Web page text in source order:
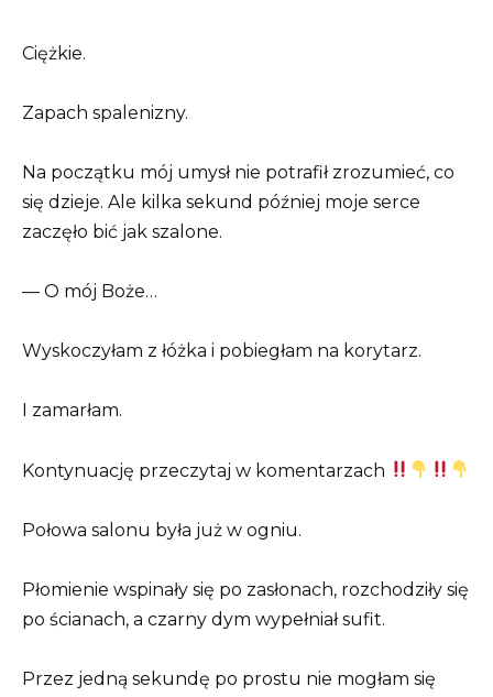
Ciężkie.
Zapach spalenizny.
Na początku mój umysł nie potrafił zrozumieć, co
się dzieje. Ale kilka sekund później moje serce
zaczęło bić jak szalone.
— O mój Boże…
Wyskoczyłam z łóżka i pobiegłam na korytarz.
I zamarłam.
Kontynuację przeczytaj w komentarzach
Połowa salonu była już w ogniu.
Płomienie wspinały się po zasłonach, rozchodziły się
po ścianach, a czarny dym wypełniał sufit.
Przez jedną sekundę po prostu nie mogłam się